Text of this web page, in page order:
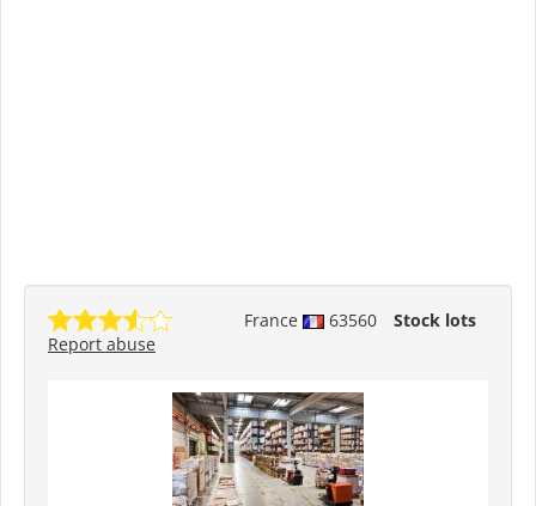
France 63560
Stock lots
Report abuse